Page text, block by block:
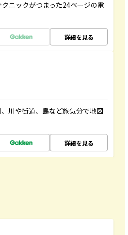
ニックがつまった24ページの電
詳細を見る
川や街道、島など旅気分で地図
詳細を見る